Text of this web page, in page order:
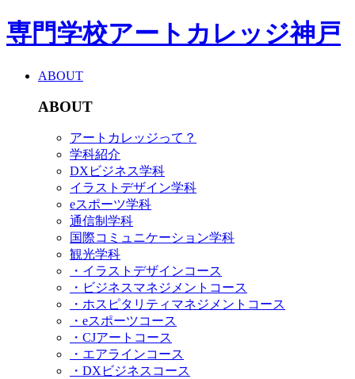
専門学校アートカレッジ神戸
ABOUT
ABOUT
アートカレッジって？
学科紹介
DXビジネス学科
イラストデザイン学科
eスポーツ学科
通信制学科
国際コミュニケーション学科
観光学科
・イラストデザインコース
・ビジネスマネジメントコース
・ホスピタリティマネジメントコース
・eスポーツコース
・CJアートコース
・エアラインコース
・DXビジネスコース